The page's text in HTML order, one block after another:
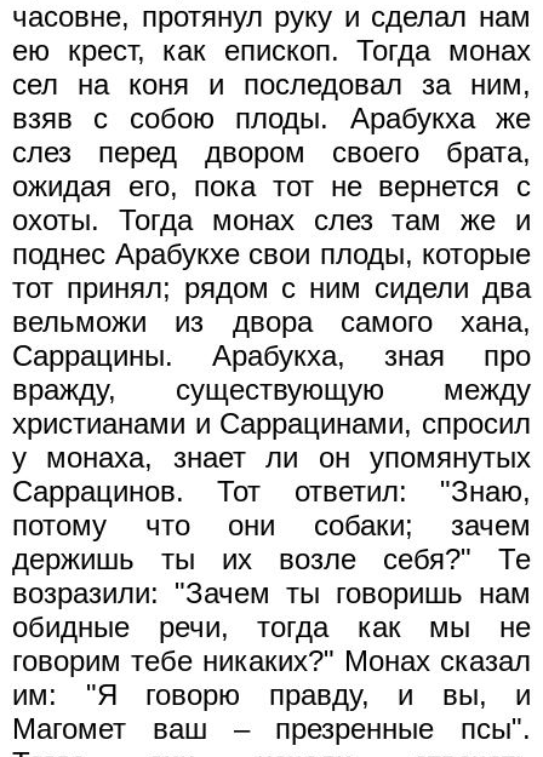
часовне, протянул руку и сделал нам
ею крест, как епископ. Тогда монах
сел на коня и последовал за ним,
взяв с собою плоды. Арабукха же
слез перед двором своего брата,
ожидая его, пока тот не вернется с
охоты. Тогда монах слез там же и
поднес Арабукхе свои плоды, которые
тот принял; рядом с ним сидели два
вельможи из двора самого хана,
Саррацины. Арабукха, зная про
вражду, существующую между
христианами и Саррацинами, спросил
у монаха, знает ли он упомянутых
Саррацинов. Тот ответил: "Знаю,
потому что они собаки; зачем
держишь ты их возле себя?" Те
возразили: "Зачем ты говоришь нам
обидные речи, тогда как мы не
говорим тебе никаких?" Монах сказал
им: "Я говорю правду, и вы, и
Магомет ваш – презренные псы".